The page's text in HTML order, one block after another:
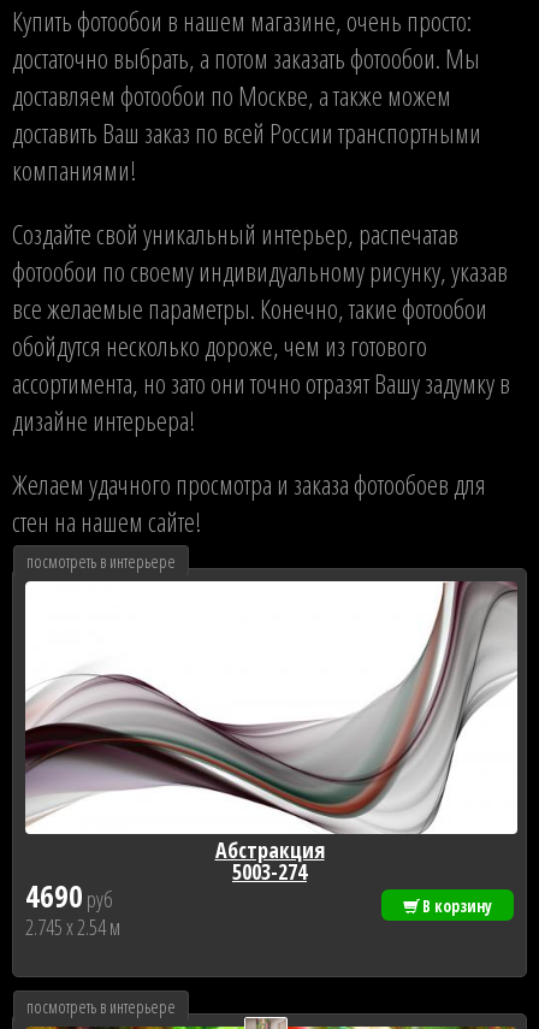
Купить фотообои в нашем магазине, очень просто:
достаточно выбрать, а потом заказать фотообои. Мы
доставляем фотообои по Москве, а также можем
доставить Ваш заказ по всей России транспортными
компаниями!
Создайте свой уникальный интерьер, распечатав
фотообои по своему индивидуальному рисунку, указав
все желаемые параметры. Конечно, такие фотообои
обойдутся несколько дороже, чем из готового
ассортимента, но зато они точно отразят Вашу задумку в
дизайне интерьера!
Желаем удачного просмотра и заказа фотообоев для
стен на нашем сайте!
посмотреть в интерьере
4690 руб
2.745 x 2.54 м
Абстракция
5003-274
В корзину
посмотреть в интерьере